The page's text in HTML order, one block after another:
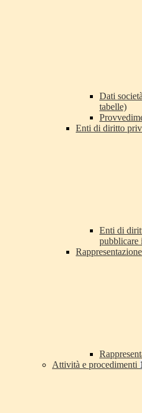
Dati
tabelle)
Enti di diritto
Enti di
pubblicare
Attività e procedimenti 1